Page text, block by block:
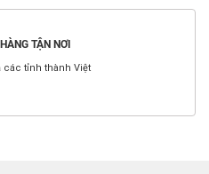
TẬN NƠI
các tỉnh thành Việt